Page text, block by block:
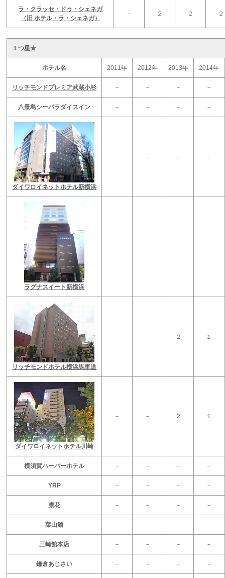
ラ・クラッセ・ドゥ・シェネガ
（旧 ホテル・ラ・シェネガ）
－ ２ ２ ２
１つ星★
ホテル名 2011年 2012年 2013年 2014年
リッチモンドプレミア武蔵小杉 － － － －
八景島シーパラダイスイン － － － －
ダイワロイネットホテル新横浜
－ － － －
ラグナスイート新横浜
－ － － －
リッチモンドホテル横浜馬車道
－ － ２ １
ダイワロイネットホテル川崎
－ － ２ １
横須賀ハーバーホテル － － － －
YRP － － － －
凛花 － － － －
葉山館 － － － －
三崎館本店 － － － －
鎌倉あじさい － － － －